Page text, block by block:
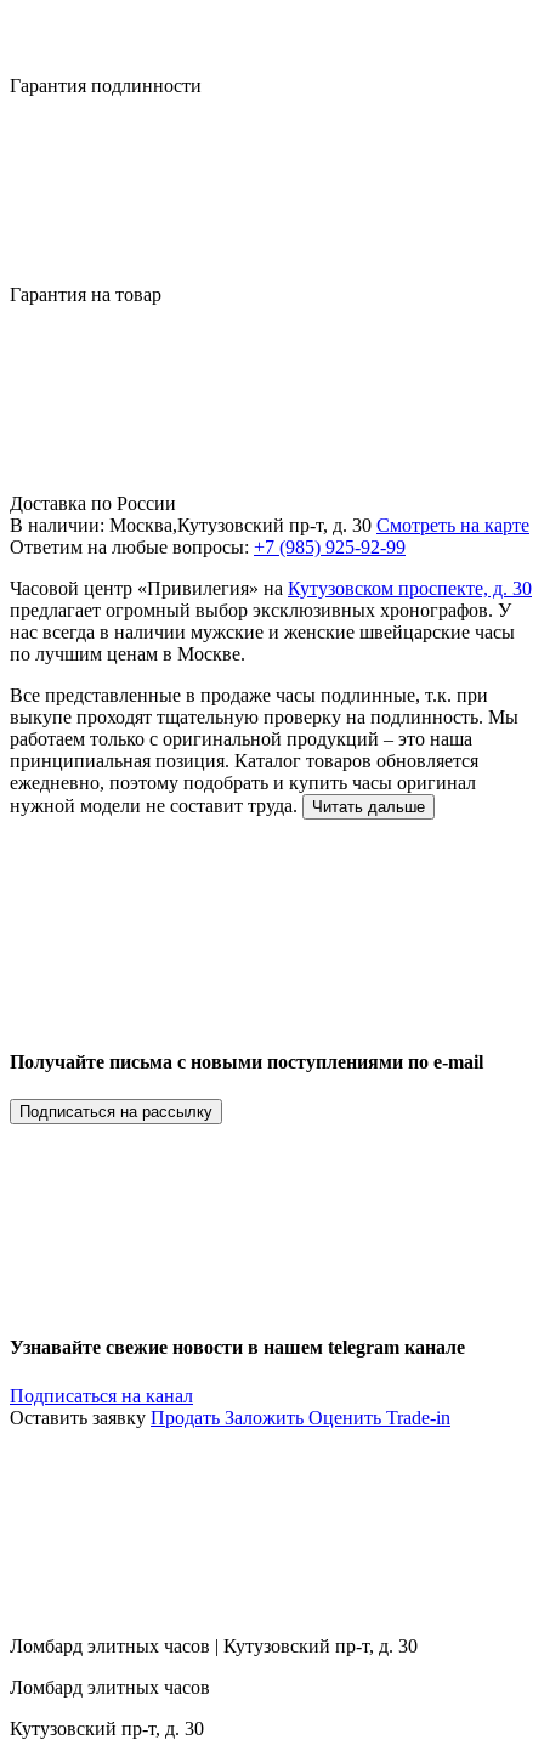
Гарантия подлинности
Гарантия на товар
Доставка по России
В наличии: Москва,Кутузовский пр-т, д. 30 Смотреть на карте
Ответим на любые вопросы: +7 (985) 925-92-99
Часовой центр «Привилегия» на Кутузовском проспекте, д. 30
предлагает огромный выбор эксклюзивных хронографов. У
нас всегда в наличии мужские и женские швейцарские часы
по лучшим ценам в Москве.
Все представленные в продаже часы подлинные, т.к. при
выкупе проходят тщательную проверку на подлинность. Мы
работаем только с оригинальной продукций – это наша
принципиальная позиция. Каталог товаров обновляется
ежедневно, поэтому подобрать и купить часы оригинал
нужной модели не составит труда.
Читать дальше
Получайте письма с новыми поступлениями по e-mail
Подписаться на рассылку
Узнавайте свежие новости в нашем telegram канале
Подписаться на канал
Оставить заявку Продать Заложить Оценить Trade-in
Ломбард элитных часов | Кутузовский пр-т, д. 30
Ломбард элитных часов
Кутузовский пр-т, д. 30